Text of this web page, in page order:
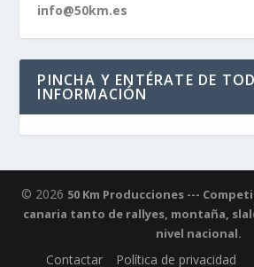
info@50km.es
PINCHA Y ENTÉRATE DE
INFORMACIÓN
© 2026 50 Km Producciones ---
canaria tanto de rallyes, montaña,
nivel nacional.
Contactar Política de privacidad